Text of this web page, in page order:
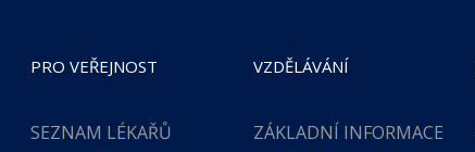
PRO VEŘEJNOST
SEZNAM LÉKAŘŮ
VZDĚLÁVÁNÍ
ZÁKLADNÍ INFORMACE